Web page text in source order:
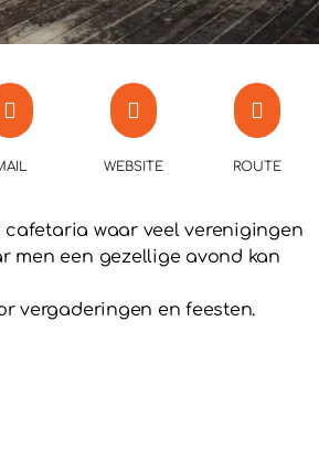
WEBSITE ROUTE
cafetaria waar veel verenigingen
men een gezellige avond kan
vergaderingen en feesten.